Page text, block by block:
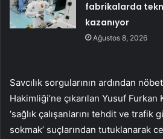
fabrikalarda
kazanıyor
Ağustos 8, 2026
Savcılık sorgularının ardından
Hakimliği’ne çıkarılan Yusuf Furkan
‘sağlık çalışanlarını tehdit ve
sokmak’ suçlarından tutuklanarak